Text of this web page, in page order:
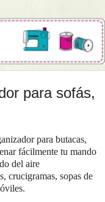
para sofás,
para butacas,
fácilmente tu mando
del aire
crucigramas, sopas de